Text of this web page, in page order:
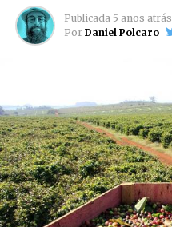
Publicada 5 anos atrás
Por Daniel Polcaro